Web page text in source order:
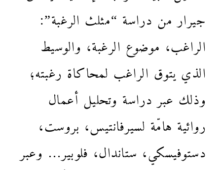
جيرار من دراسة “مثلث الرغبة”:
الراغب، موضوع الرغبة، والوسيط
الذي يتوق الراغب لمحاكاة رغبته؛
وذلك عبر دراسة وتحليل أعمال
روائية هامّة لسيرفانتيس، بروست،
دستوفيسكي، ستاندال، فلوبير… وعبر